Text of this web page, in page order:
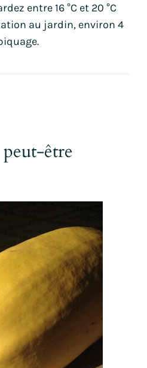
entre 16 °C et 20 °C
au jardin, environ 4
être